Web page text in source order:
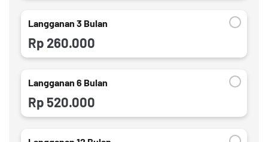
Langganan 3 Bulan
Rp 260.000
Langganan 6 Bulan
Rp 520.000